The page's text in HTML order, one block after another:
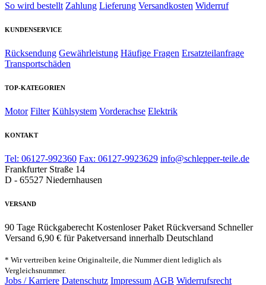
So wird bestellt Zahlung Lieferung Versandkosten Widerruf
KUNDENSERVICE
Rücksendung Gewährleistung Häufige Fragen Ersatzteilanfrage
Transportschäden
TOP-KATEGORIEN
Motor Filter Kühlsystem Vorderachse Elektrik
KONTAKT
Tel: 06127-992360 Fax: 06127-9923629 info@schlepper-teile.de
Frankfurter Straße 14
D - 65527 Niedernhausen
VERSAND
90 Tage Rückgaberecht Kostenloser Paket Rückversand Schneller
Versand 6,90 € für Paketversand innerhalb Deutschland
* Wir vertreiben keine Originalteile, die Nummer dient lediglich als
Vergleichsnummer.
Jobs / Karriere Datenschutz Impressum AGB Widerrufsrecht